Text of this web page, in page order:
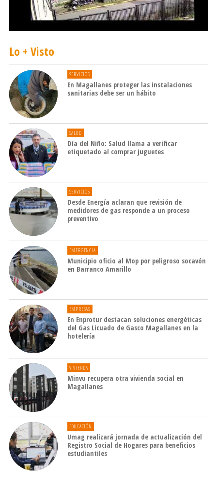
Lo + Visto
SERVICIOS
En Magallanes proteger las instalaciones
sanitarias debe ser un hábito
SALUD
Día del Niño: Salud llama a verificar
etiquetado al comprar juguetes
SERVICIOS
Desde Energía aclaran que revisión de
medidores de gas responde a un proceso
preventivo
EMERGENCIA
Municipio oficio al Mop por peligroso socavón
en Barranco Amarillo
EMPRESAS
En Enprotur destacan soluciones energéticas
del Gas Licuado de Gasco Magallanes en la
hotelería
VIVIENDA
Minvu recupera otra vivienda social en
Magallanes
EDUCACIÓN
Umag realizará jornada de actualización del
Registro Social de Hogares para beneficios
estudiantiles